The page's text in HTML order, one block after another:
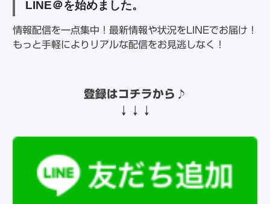
LINE＠を始めました。
情報配信を一点集中！最新情報や状況をLINEでお届け！
もっと手軽によりリアルな配信をお見逃しなく！
登録はコチラから ♪
↓↓↓